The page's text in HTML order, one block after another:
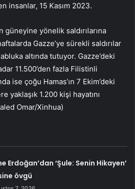
insanlar, 15 Kasım 2023.
güneyine yönelik saldırılarına
Gazze’ye sürekli saldırılar
altında tutuyor. Gazze’deki
11.500’den fazla Filistinli
ise çoğu Hamas’ın 7 Ekim’deki
yaklaşık 1.200 kişi hayatını
Omar/Xinhua)
Erdoğan’dan ‘Şule: Senin Hikayen’
övgü